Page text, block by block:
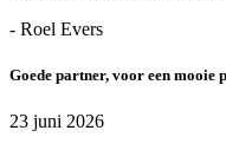
- Roel Evers
Goede partner, voor een mooie
23 juni 2026